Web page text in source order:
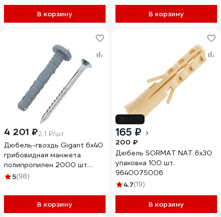
В корзину В корзину
4 201 ₽2.1 ₽/шт
Дюбель-гвоздь Gigant 6x40
грибовидная манжета
полипропилен 2000 шт
123858
5(98)
В корзину
165 ₽
200 ₽
Дюбель SORMAT NAT 6x30
упаковка 100 шт.
9640075006
4.7(19)
В корзину